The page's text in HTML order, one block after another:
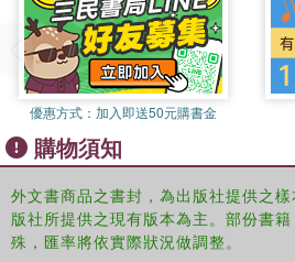
An invaluable introduction to the
forensic evidence; this book will
undergraduates taking courses in
Introduction to the key statistical
Includes end of chapter exercises to
Numerous examples taken from
into context
優惠方式： 加入即送50元購書金
購物須知
外文書商品之書封，為出版社提供之
版社所提供之現有版本為主。部份書
殊，匯率將依實際狀況做調整。